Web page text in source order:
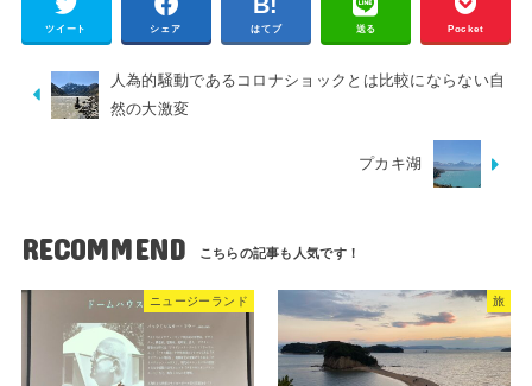
ツイート シェア はてブ 送る Pocket
人為的騒動であるコロナショックとは比較にならない自
然の大激変
プカキ湖
RECOMMEND
ニュージーランド 旅